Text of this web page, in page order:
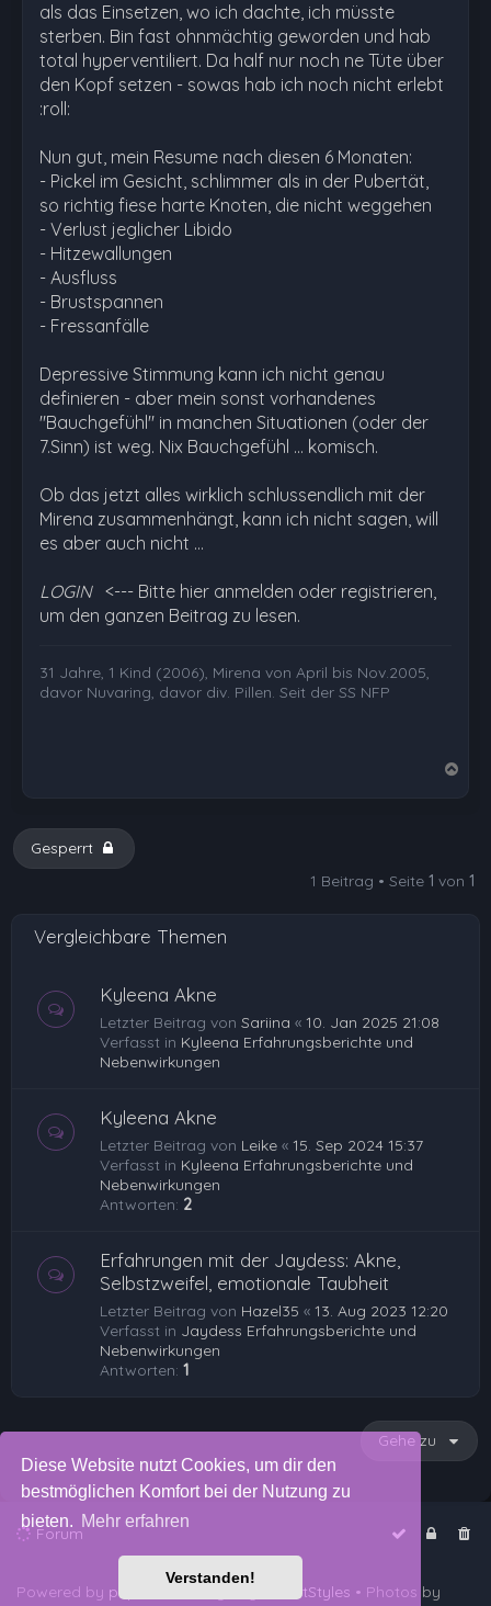
Diese Website nutzt Cookies, um dir den
bestmöglichen Komfort bei der Nutzung zu
bieten. Mehr erfahren
Verstanden!
als das Einsetzen, wo ich dachte, ich müsste
sterben. Bin fast ohnmächtig geworden und hab
total hyperventiliert. Da half nur noch ne Tüte über
den Kopf setzen - sowas hab ich noch nicht erlebt
:roll:
Nun gut, mein Resume nach diesen 6 Monaten:
- Pickel im Gesicht, schlimmer als in der Pubertät,
so richtig fiese harte Knoten, die nicht weggehen
- Verlust jeglicher Libido
- Hitzewallungen
- Ausfluss
- Brustspannen
- Fressanfälle
Depressive Stimmung kann ich nicht genau
definieren - aber mein sonst vorhandenes
"Bauchgefühl" in manchen Situationen (oder der
7.Sinn) ist weg. Nix Bauchgefühl ... komisch.
Ob das jetzt alles wirklich schlussendlich mit der
Mirena zusammenhängt, kann ich nicht sagen, will
es aber auch nicht …
LOGIN <--- Bitte hier anmelden oder registrieren,
um den ganzen Beitrag zu lesen.
31 Jahre, 1 Kind (2006), Mirena von April bis Nov.2005,
davor Nuvaring, davor div. Pillen. Seit der SS NFP
b
Gesperrt
1 Beitrag • Seite 1 von 1
Vergleichbare Themen
Kyleena Akne
Letzter Beitrag von Sariina « 10. Jan 2025 21:08
Verfasst in Kyleena Erfahrungsberichte und
Nebenwirkungen
Kyleena Akne
Letzter Beitrag von Leike « 15. Sep 2024 15:37
Verfasst in Kyleena Erfahrungsberichte und
Nebenwirkungen
Antworten: 2
Erfahrungen mit der Jaydess: Akne,
Selbstzweifel, emotionale Taubheit
Letzter Beitrag von Hazel35 « 13. Aug 2023 12:20
Verfasst in Jaydess Erfahrungsberichte und
Nebenwirkungen
Antworten: 1
Gehe zu
Forum
Powered by phpBB PlanetStyles • Photos by